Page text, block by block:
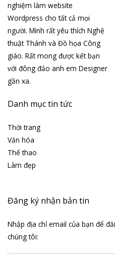
nghiệm làm website
Wordpress cho tất cả mọi
người. Mình rất yêu thích Nghệ
thuật Thánh và Đồ họa Công
giáo. Rất mong được kết bạn
với đông đảo anh em Designer
gần xa.
Danh mục tin tức
Thời trang
Văn hóa
Thể thao
Làm đẹp
Đăng ký nhận bản tin
Nhập địa chỉ email của bạn để
chúng tôi: